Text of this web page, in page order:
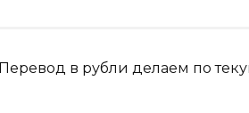
Перевод в рубли делаем по